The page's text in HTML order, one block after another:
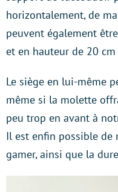
horizontalement, de
peuvent également
et en hauteur de 20
Le siège en lui-même
même si la molette
peu trop en avant à
Il est enfin possible de
gamer, ainsi que la